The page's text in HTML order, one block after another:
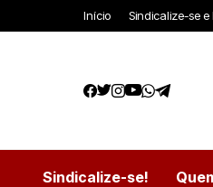
Início Sindicalize-se e
Sindicalize-se!